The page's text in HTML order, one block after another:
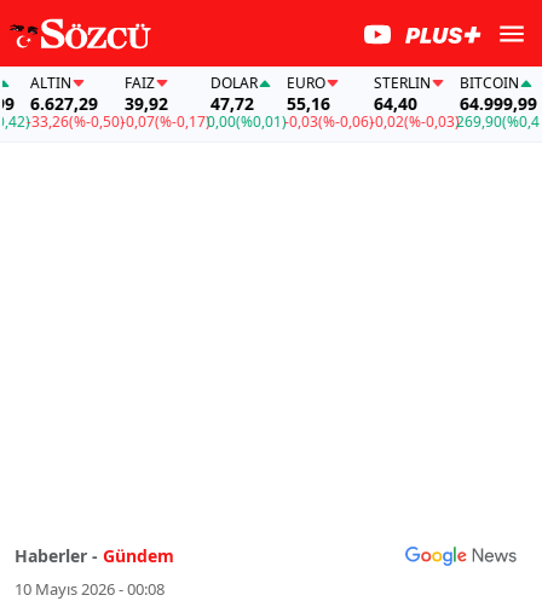
ALTIN
6.627,29
-33,26(%-0,50)
FAİZ
39,92
-0,07(%-0,17)
DOLAR
47,72
0,00(%0,01)
EURO
55,16
-0,03(%-0,06)
STERLIN
64,40
-0,02(%-0,03)
BITCOIN
64.999,99
269,90(%0,42)-
Haberler - Gündem
10 Mayıs 2026 - 00:08